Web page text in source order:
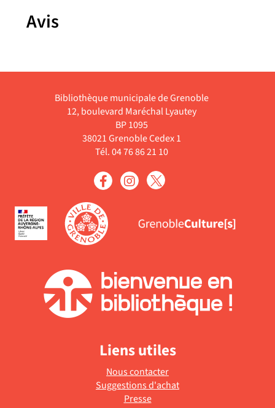
Avis
Bibliothèque municipale de Grenoble
12, boulevard Maréchal Lyautey
BP 1095
38021 Grenoble Cedex 1
Tél. 04 76 86 21 10
Liens utiles
Nous contacter
Suggestions d'achat
Presse